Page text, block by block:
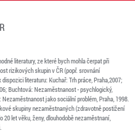
literatury, ze které bych mohla čerpat při
rizikových skupin v ČR (popř. srovnání
literaturu: Kuchař: Trh práce, Praha,2007;
Buchtová: Nezaměstnanost - psychlogický,
jako sociální problém, Praha, 1998.
skupiny nezaměstnaných (zdravotně postižení
let věku, ženy, dlouhodobě nezaměstnaní,